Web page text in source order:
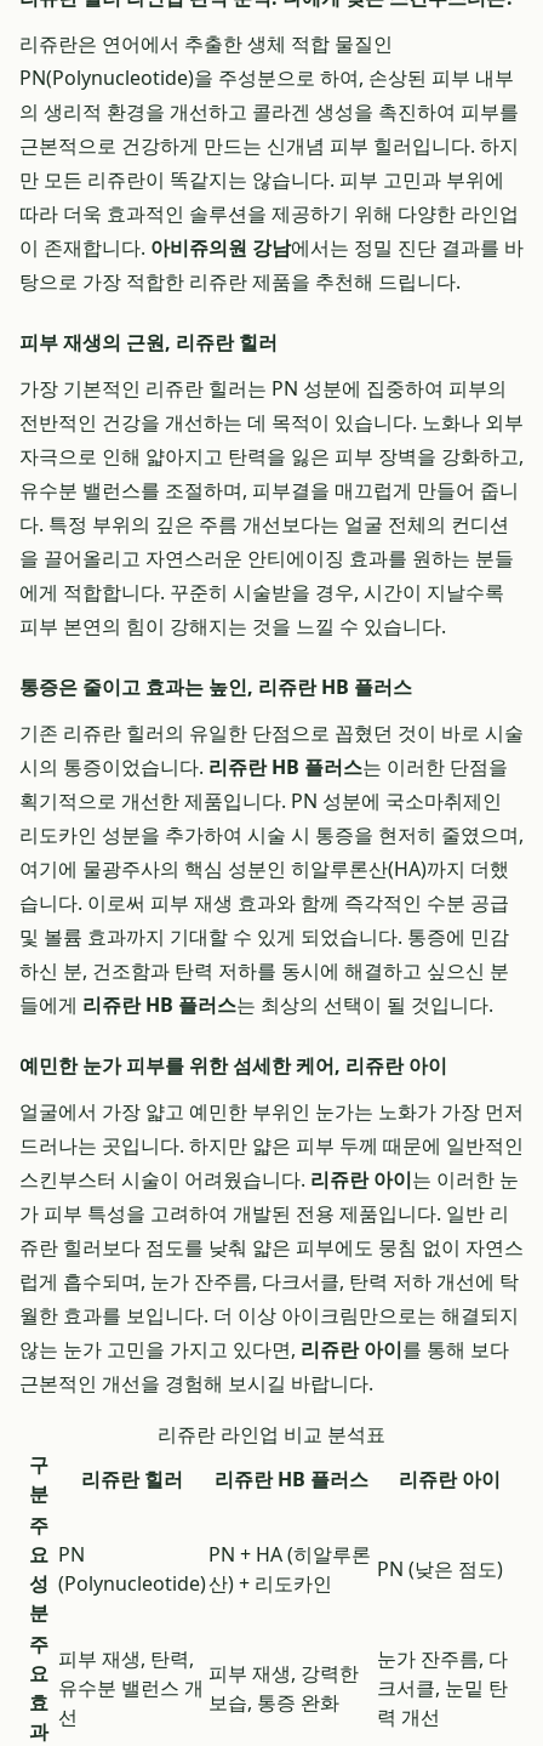
리쥬란은 연어에서 추출한 생체 적합 물질인
PN(Polynucleotide)을 주성분으로 하여, 손상된 피부 내부
의 생리적 환경을 개선하고 콜라겐 생성을 촉진하여 피부를
근본적으로 건강하게 만드는 신개념 피부 힐러입니다. 하지
만 모든 리쥬란이 똑같지는 않습니다. 피부 고민과 부위에
따라 더욱 효과적인 솔루션을 제공하기 위해 다양한 라인업
이 존재합니다. 아비쥬의원 강남에서는 정밀 진단 결과를 바
탕으로 가장 적합한 리쥬란 제품을 추천해 드립니다.
피부 재생의 근원, 리쥬란 힐러
가장 기본적인 리쥬란 힐러는 PN 성분에 집중하여 피부의
전반적인 건강을 개선하는 데 목적이 있습니다. 노화나 외부
자극으로 인해 얇아지고 탄력을 잃은 피부 장벽을 강화하고,
유수분 밸런스를 조절하며, 피부결을 매끄럽게 만들어 줍니
다. 특정 부위의 깊은 주름 개선보다는 얼굴 전체의 컨디션
을 끌어올리고 자연스러운 안티에이징 효과를 원하는 분들
에게 적합합니다. 꾸준히 시술받을 경우, 시간이 지날수록
피부 본연의 힘이 강해지는 것을 느낄 수 있습니다.
통증은 줄이고 효과는 높인, 리쥬란 HB 플러스
기존 리쥬란 힐러의 유일한 단점으로 꼽혔던 것이 바로 시술
시의 통증이었습니다. 리쥬란 HB 플러스는 이러한 단점을
획기적으로 개선한 제품입니다. PN 성분에 국소마취제인
리도카인 성분을 추가하여 시술 시 통증을 현저히 줄였으며,
여기에 물광주사의 핵심 성분인 히알루론산(HA)까지 더했
습니다. 이로써 피부 재생 효과와 함께 즉각적인 수분 공급
및 볼륨 효과까지 기대할 수 있게 되었습니다. 통증에 민감
하신 분, 건조함과 탄력 저하를 동시에 해결하고 싶으신 분
들에게 리쥬란 HB 플러스는 최상의 선택이 될 것입니다.
예민한 눈가 피부를 위한 섬세한 케어, 리쥬란 아이
얼굴에서 가장 얇고 예민한 부위인 눈가는 노화가 가장 먼저
드러나는 곳입니다. 하지만 얇은 피부 두께 때문에 일반적인
스킨부스터 시술이 어려웠습니다. 리쥬란 아이는 이러한 눈
가 피부 특성을 고려하여 개발된 전용 제품입니다. 일반 리
쥬란 힐러보다 점도를 낮춰 얇은 피부에도 뭉침 없이 자연스
럽게 흡수되며, 눈가 잔주름, 다크서클, 탄력 저하 개선에 탁
월한 효과를 보입니다. 더 이상 아이크림만으로는 해결되지
않는 눈가 고민을 가지고 있다면, 리쥬란 아이를 통해 보다
근본적인 개선을 경험해 보시길 바랍니다.
리쥬란 라인업 비교 분석표
구
분
리쥬란 힐러 리쥬란 HB 플러스
리쥬란 아이
주
요
성
분
PN
(Polynucleotide)
PN + HA (히알루론
산) + 리도카인
PN (낮은 점도)
주
요
효
과
피부 재생, 탄력,
유수분 밸런스 개
선
피부 재생, 강력한
보습, 통증 완화
눈가 잔주름, 다
크서클, 눈밑 탄
력 개선